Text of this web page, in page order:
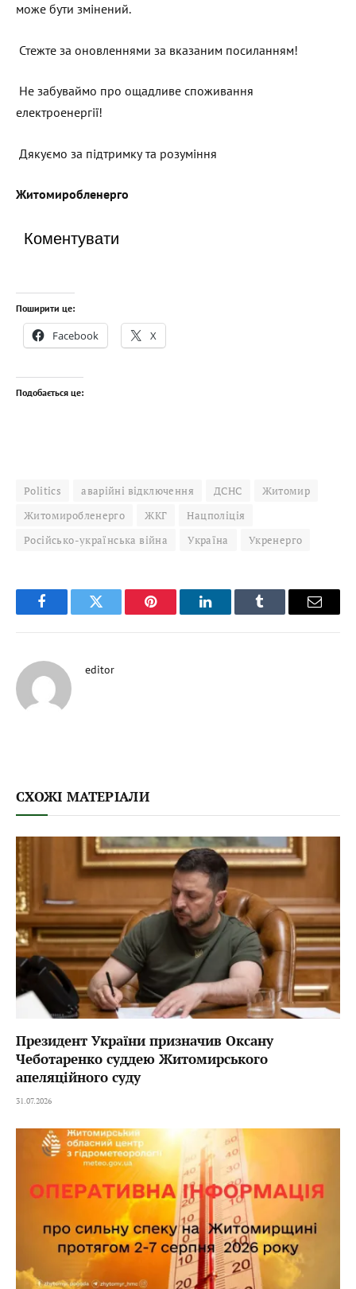
може бути змінений.
Стежте за оновленнями за вказаним посиланням!
Не забуваймо про ощадливе споживання
електроенергії!
Дякуємо за підтримку та розуміння
Житомиробленерго
Коментувати
Поширити це:
Facebook X
Подобається це:
Politics аварійні відключення ДСНС
Житомир
Житомиробленерго
ЖКГ
Нацполіція
Російсько-українська війна
Україна Укренерго
FacebookTwitter Pinterest LinkedInTumblr Email
editor
СХОЖІ МАТЕРІАЛИ
Президент України призначив Оксану
Чеботаренко суддею Житомирського
апеляційного суду
31.07.2026